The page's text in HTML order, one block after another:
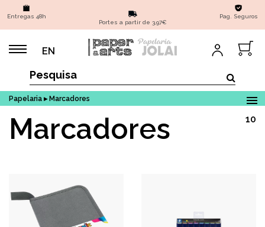
Entregas 48h
Portes a partir de 3,97€
Pag. Seguros
EN
Papelaria ▸ Marcadores
Marcadores 10